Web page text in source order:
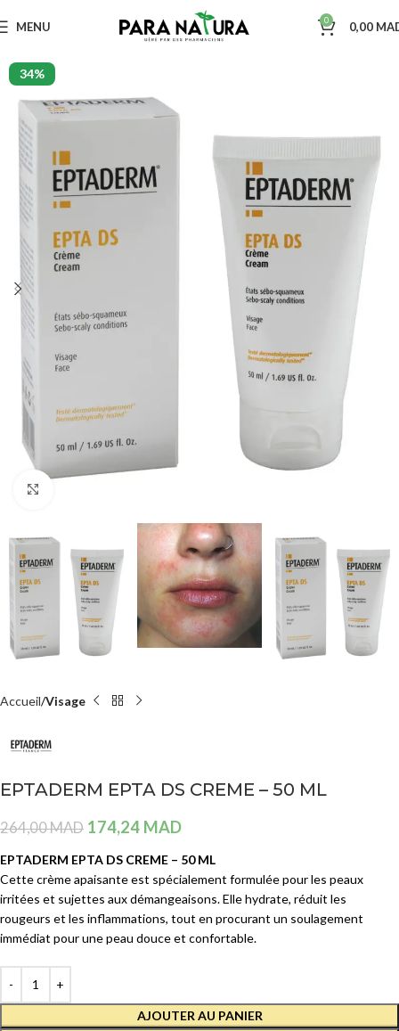
MENU 0 0,00
34%
Accueil Visage
EPTADERM EPTA DS CREME – 50 ML
264,00MAD 174,24 MAD
EPTADERM EPTA DS CREME – 50 ML
Cette crème apaisante est spécialement formulée pour les peaux
irritées et sujettes aux démangeaisons. Elle hydrate, réduit les
rougeurs et les inflammations, tout en procurant un soulagement
immédiat pour une peau douce et confortable.
AJOUTER AU PANIER